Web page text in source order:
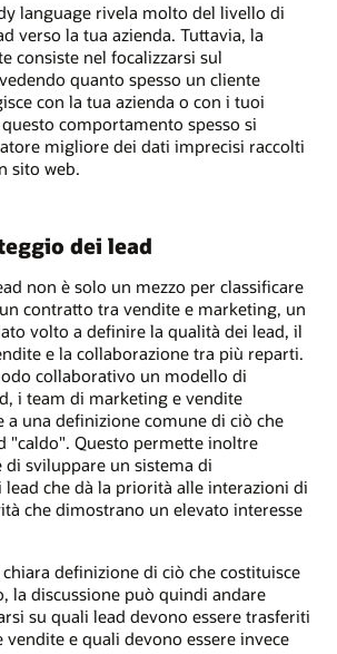
language rivela molto del livello di
verso la tua azienda. Tuttavia, la
consiste nel focalizzarsi sul
quanto spesso un cliente
con la tua azienda o con i tuoi
comportamento spesso si
migliore dei dati imprecisi raccolti
sito web.
dei lead
non è solo un mezzo per classificare
contratto tra vendite e marketing, un
volto a definire la qualità dei lead, il
e la collaborazione tra più reparti.
collaborativo un modello di
i team di marketing e vendite
a una definizione comune di ciò che
"caldo". Questo permette inoltre
di sviluppare un sistema di
lead che dà la priorità alle interazioni di
che dimostrano un elevato interesse
definizione di ciò che costituisce
la discussione può quindi andare
su quali lead devono essere trasferiti
e quali devono essere invece